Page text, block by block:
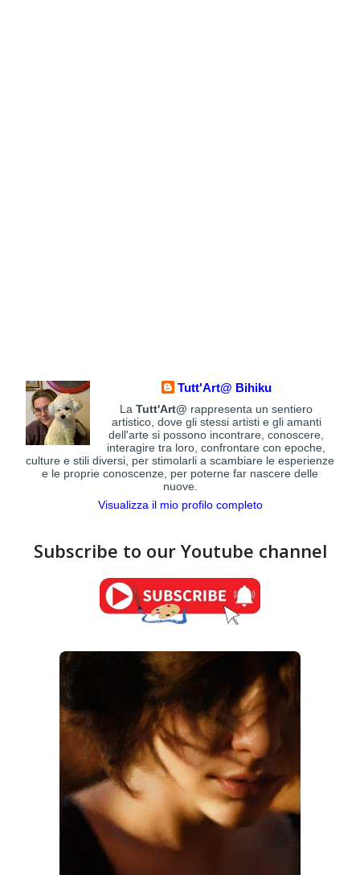
Tutt'Art@ Bihiku
LaTutt'Art@ rappresenta un sentiero
artistico, dove gli stessi artisti e gli amanti
dell'arte si possono incontrare, conoscere,
interagire tra loro, confrontare con epoche,
culture e stili diversi, per stimolarli a scambiare le esperienze
e le proprie conoscenze, per poterne far nascere delle
nuove.
Visualizza il mio profilo completo
Subscribe to our Youtube channel